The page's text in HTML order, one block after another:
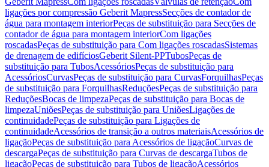
ligações por compressão Geberit MapressSecções de contador de
água para montagem interiorPeças de substituição para Secções de
contador de água para montagem interiorCom ligações
roscadasPeças de substituição para Com ligações roscadasSistemas
de drenagem de edifíciosGeberit Silent-PPTubosPeças de
substituição para TubosAcessóriosPeças de substituição para
AcessóriosCurvasPeças de substituição para CurvasForquilhasPeças
de substituição para ForquilhasReduçõesPeças de substituição para
ReduçõesBocas de limpezaPeças de substituição para Bocas de
limpezaUniõesPeças de substituição para UniõesLigações de
continuidadePeças de substituição para Ligações de
continuidadeAcessórios de transição a outros materiaisAcessórios de
ligaçãoPeças de substituição para Acessórios de ligaçãoCurvas de
descargaPeças de substituição para Curvas de descargaTubos de
ligaçãoPeças de substituição para Tubos de ligaçãoAcessórios